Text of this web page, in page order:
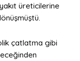
üreticilerine
çatlatma gibi